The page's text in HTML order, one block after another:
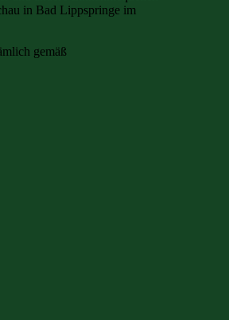
in Bad Lippspringe im
gemäß